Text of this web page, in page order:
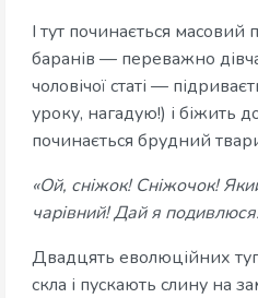
І тут починається масовий
баранів — переважно
чоловічої статі —
уроку, нагадую!) і біжить
починається брудний
«Ой, сніжок! Сніжочок!
чарівний! Дай я
Двадцять еволюційних
скла і пускають слину на